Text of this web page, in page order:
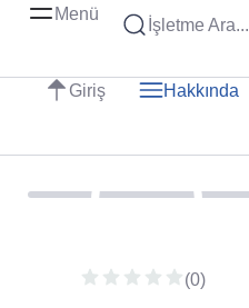
Menü
İşletme Ara...
Giriş Hakkında
(0)